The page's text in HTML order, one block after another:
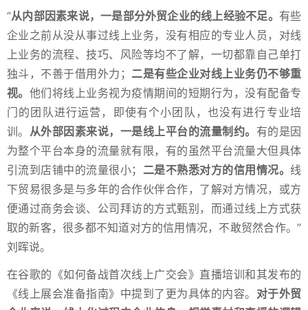
“从内部因素来说，一是部分外贸企业的线上经验不足。 有些
企业之前从没从事过线上业务，没有相应的专业人员，对线
上业务的流程、技巧、风险等均不了解，一切都靠自己单打
独斗，不善于借用外力； 二是有些企业对线上业务仍不够重
视。 他们将线上业务视为疫情期间的短期行为，没有配备专
门的团队进行运营，即使有个小团队，也没有进行专业培
训。 从外部因素来说，一是线上平台的流量制约。 有的是因
为整个平台本身的流量就有限，有的虽然平台流量大但具体
引流到店铺中的流量很小； 二是不熟悉对方的信用情况。 线
下贸易很多是与多年的合作伙伴合作，了解对方情况，或方
便通过商务会谈、公司拜访的方式甄别，而通过线上方式获
取的新客，很多都不知道对方的信用情况，不敢贸然合作。”
刘晖说。
在谷歌的《如何备战首次线上广交会》直播培训和其发布的
《线上展会准备指南》中提到了更为具体的内容。 对于外贸